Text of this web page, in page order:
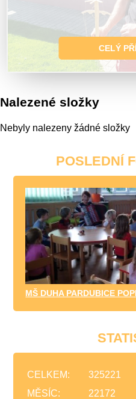
CELÝ
Nalezené složky
Nebyly nalezeny žádné složky
POSLEDNÍ
MŠ DUHA PARDUBICE
CELKEM:
325221
MĚSÍC:
22172